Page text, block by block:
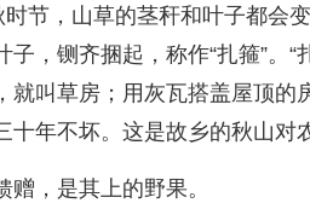
时节，山草的茎秆和叶子都会
子，铡齐捆起，称作“扎箍”。
就叫草房；用灰瓦搭盖屋顶的
十年不坏。这是故乡的秋山对
赠，是其上的野果。